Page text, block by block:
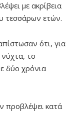
με ακρίβεια
τεσσάρων ετών.
ότι, για
νύχτα, το
δύο χρόνια
προβλέψει κατά